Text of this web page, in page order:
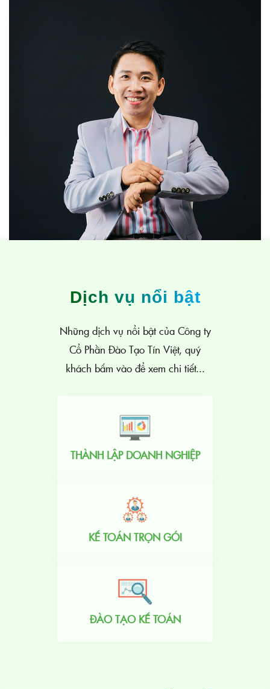
Dịch vụ nổi bật
Những dịch vụ nổi bật của Công ty
Cổ Phần Đào Tạo Tín Việt, quý
khách bấm vào để xem chi tiết...
THÀNH LẬP DOANH NGHIỆP
KẾ TOÁN TRỌN GÓI
ĐÀO TẠO KẾ TOÁN